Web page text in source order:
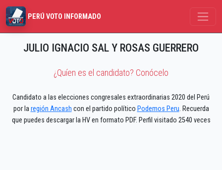
PERÚ VOTO INFORMADO
JULIO IGNACIO SAL Y ROSAS GUERRERO
¿Quíen es el candidato? Conócelo
Candidato a las elecciones congresales extraordinarias 2020 del Perú
por laregión Ancash con el partido político Podemos Peru. Recuerda
que puedes descargar la HV en formato PDF. Perfil visitado 2540 veces